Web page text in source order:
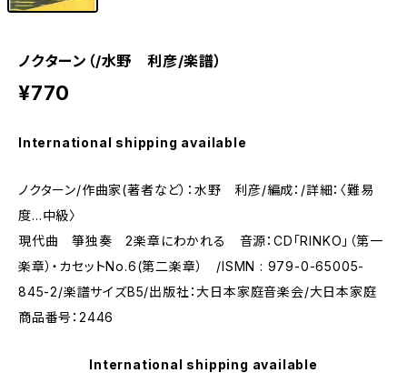
ノクターン（/水野 利彦/楽譜）
¥770
International shipping available
ノクターン/作曲家(著者など）：水野 利彦/編成：/詳細：〈難易
度…中級〉
現代曲 箏独奏 2楽章にわかれる 音源：CD「RINKO」（第一
楽章）・カセットNo.6(第二楽章） /ISMN : 979-0-65005-
845-2/楽譜サイズB5/出版社：大日本家庭音楽会/大日本家庭
商品番号：2446
International shipping available